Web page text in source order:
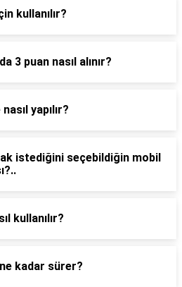
kullanılır?
3 puan nasıl alınır?
yapılır?
istediğini seçebildiğin mobil
kullanılır?
kadar sürer?